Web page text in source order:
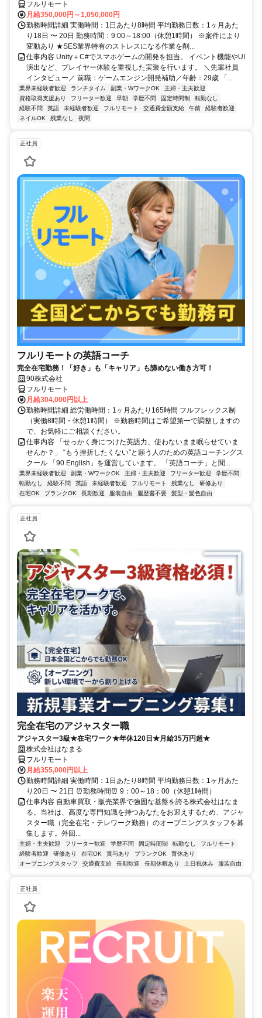
フルリモート
月給350,000円～1,050,000円
勤務時間詳細 実働時間：1日あたり8時間 平均勤務日数：1ヶ月あた
り18日 〜 20日 勤務時間：9:00～18:00（休憩1時間） ※案件により
変動あり ★SES業界特有のストレスになる作業を削...
仕事内容 Unity＋C#でスマホゲームの開発を担当。 イベント機能やUI
演出など、プレイヤー体験を重視した実装を行います。 ＼先輩社員
インタビュー／ 前職：ゲームエンジン開発補助／年齢：29歳 「...
業界未経験者歓迎 ランチタイム 副業・WワークOK
主婦・主夫歓迎
資格取得支援あり
フリーター歓迎 早朝 学歴不問 固定時間制
転勤なし
経験不問
英語 未経験者歓迎 フルリモート 交通費全額支給 午前
経験者歓迎
ネイルOK
残業なし 夜間
正社員
フルリモートの英語コーチ
完全在宅勤務！「好き」も「キャリア」も諦めない働き方可！
90株式会社
フルリモート
月給304,000円以上
勤務時間詳細 総労働時間：1ヶ月あたり165時間 フルフレックス制
（実働8時間・休憩1時間） ※勤務時間はご希望第一で調整しますの
で、お気軽にご相談ください。
仕事内容 「せっかく身につけた英語力、使わないまま眠らせていま
せんか？」 “もう挫折したくない”と願う人のための英語コーチングス
クール 「90 English」を運営しています。 「英語コーチ」と聞...
業界未経験者歓迎 副業・WワークOK 主婦・主夫歓迎 フリーター歓迎
学歴不問
転勤なし
経験不問 英語 未経験者歓迎 フルリモート 残業なし
研修あり
在宅OK
ブランクOK 長期歓迎 服装自由 履歴書不要 髪型・髪色自由
正社員
完全在宅のアジャスター職
アジャスター3級★在宅ワーク★年休120日★月給35万円超★
株式会社はなまる
フルリモート
月給355,000円以上
勤務時間詳細 実働時間：1日あたり8時間 平均勤務日数：1ヶ月あた
り20日 〜 21日 ⏰勤務時間⏰ 9：00～18：00（休憩1時間）
仕事内容 自動車買取・販売業界で強固な基盤を誇る株式会社はなま
る。当社は、高度な専門知識を持つあなたをお迎えするため、アジャ
スター職（完全在宅・テレワーク勤務）のオープニングスタッフを募
集します。外回...
主婦・主夫歓迎 フリーター歓迎 学歴不問 固定時間制 転勤なし
フルリモート
経験者歓迎
研修あり 在宅OK 賞与あり ブランクOK
育休あり
オープニングスタッフ
交通費支給 長期歓迎 長期休暇あり 土日祝休み 服装自由
正社員